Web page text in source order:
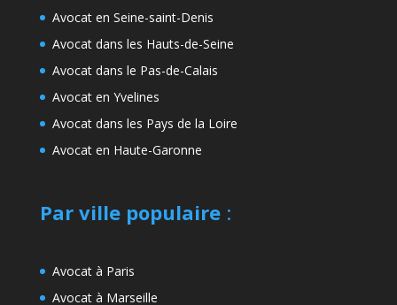
Avocat en Seine-saint-Denis
Avocat dans les Hauts-de-Seine
Avocat dans le Pas-de-Calais
Avocat en Yvelines
Avocat dans les Pays de la Loire
Avocat en Haute-Garonne
Par ville populaire:
Avocat à Paris
Avocat à Marseille